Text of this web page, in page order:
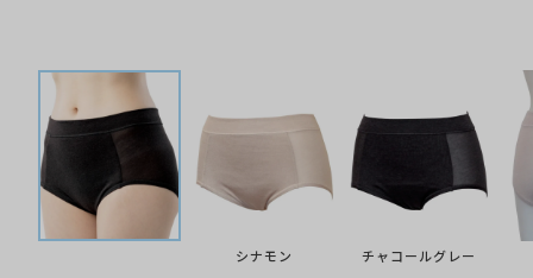
シナモン チャコールグレー